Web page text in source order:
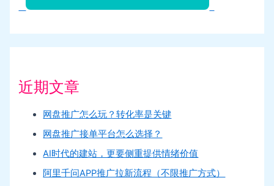
近期文章
网盘推广怎么玩？转化率是关键
网盘推广接单平台怎么选择？
AI时代的建站，更要侧重提供情绪价值
阿里千问APP推广拉新流程（不限推广方式）